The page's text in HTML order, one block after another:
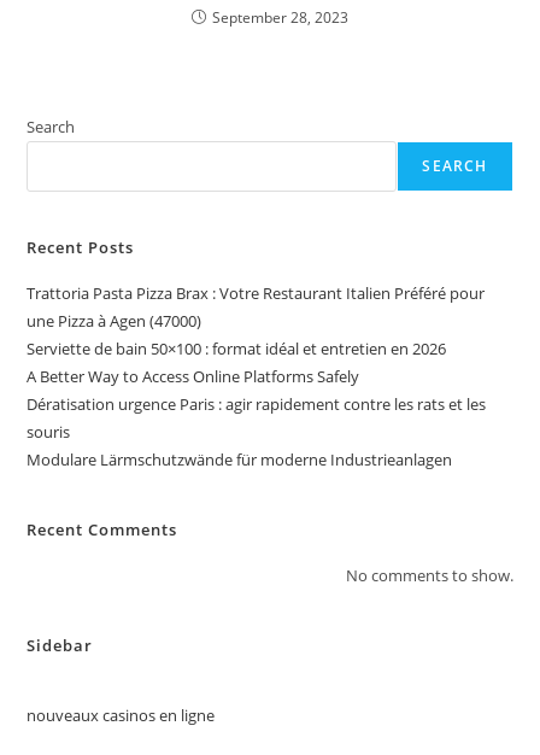
September 28, 2023
Search
SEARCH
Recent Posts
Trattoria Pasta Pizza Brax : Votre Restaurant Italien Préféré pour
une Pizza à Agen (47000)
Serviette de bain 50×100 : format idéal et entretien en 2026
A Better Way to Access Online Platforms Safely
Dératisation urgence Paris : agir rapidement contre les rats et les
souris
Modulare Lärmschutzwände für moderne Industrieanlagen
Recent Comments
No comments to show.
Sidebar
nouveaux casinos en ligne